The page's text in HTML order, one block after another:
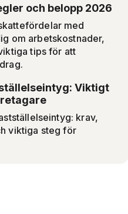
och belopp 2026
med
om arbetskostnader,
tips för att
Viktigt
krav,
viktiga steg för